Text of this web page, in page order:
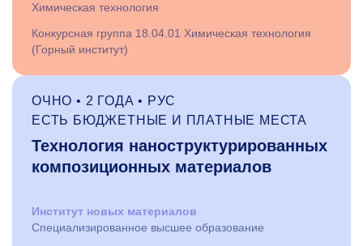
Химическая технология
Конкурсная группа 18.04.01 Химическая технология
(Горный институт)
ОЧНО • 2 ГОДА • РУС
ЕСТЬ БЮДЖЕТНЫЕ И ПЛАТНЫЕ МЕСТА
Технология наноструктурированных
композиционных материалов
Институт новых материалов
Специализированное высшее образование